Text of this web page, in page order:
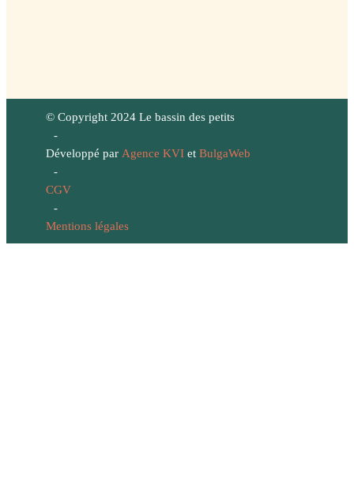
© Copyright 2024 Le bassin des petits
-
Développé par Agence KVIet BulgaWeb
-
CGV
-
Mentions légales